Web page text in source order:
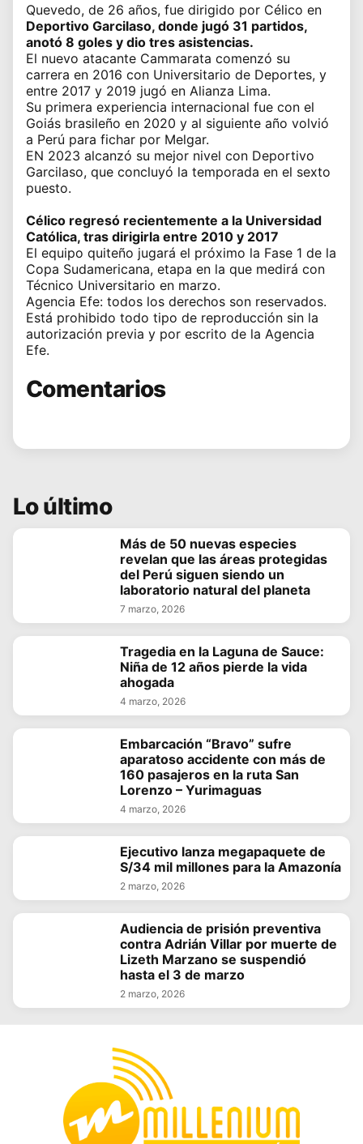
Quevedo, de 26 años, fue dirigido por Célico en
Deportivo Garcilaso, donde jugó 31 partidos,
anotó 8 goles y dio tres asistencias.
El nuevo atacante Cammarata comenzó su
carrera en 2016 con Universitario de Deportes, y
entre 2017 y 2019 jugó en Alianza Lima.
Su primera experiencia internacional fue con el
Goiás brasileño en 2020 y al siguiente año volvió
a Perú para fichar por Melgar.
EN 2023 alcanzó su mejor nivel con Deportivo
Garcilaso, que concluyó la temporada en el sexto
puesto.
Célico regresó recientemente a la Universidad
Católica, tras dirigirla entre 2010 y 2017
El equipo quiteño jugará el próximo la Fase 1 de la
Copa Sudamericana, etapa en la que medirá con
Técnico Universitario en marzo.
Agencia Efe: todos los derechos son reservados.
Está prohibido todo tipo de reproducción sin la
autorización previa y por escrito de la Agencia
Efe.
Comentarios
Lo último
Más de 50 nuevas especies
revelan que las áreas protegidas
del Perú siguen siendo un
laboratorio natural del planeta
7 marzo, 2026
Tragedia en la Laguna de Sauce:
Niña de 12 años pierde la vida
ahogada
4 marzo, 2026
Embarcación “Bravo” sufre
aparatoso accidente con más de
160 pasajeros en la ruta San
Lorenzo – Yurimaguas
4 marzo, 2026
Ejecutivo lanza megapaquete de
S/34 mil millones para la Amazonía
2 marzo, 2026
Audiencia de prisión preventiva
contra Adrián Villar por muerte de
Lizeth Marzano se suspendió
hasta el 3 de marzo
2 marzo, 2026